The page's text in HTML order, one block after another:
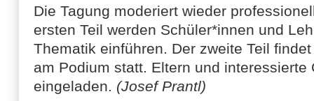
Die Tagung moderiert wieder
ersten Teil werden Schüler*innen und
Thematik einführen. Der zweite Teil
am Podium statt. Eltern und interessierte
eingeladen. (Josef Prantl)